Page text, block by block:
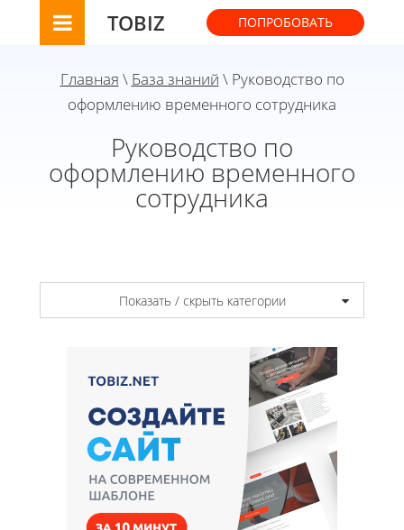
TOBIZ ПОПРОБОВАТЬ
Главная \ База знаний \ Руководство по
оформлению временного сотрудника
Руководство по
оформлению временного
сотрудника
Показать / скрыть категории